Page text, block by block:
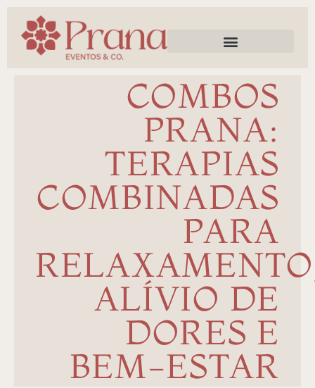
COMBOS
PRANA:
TERAPIAS
COMBINADAS
PARA
ALÍVIO DE
DORES E
BEM-ESTAR